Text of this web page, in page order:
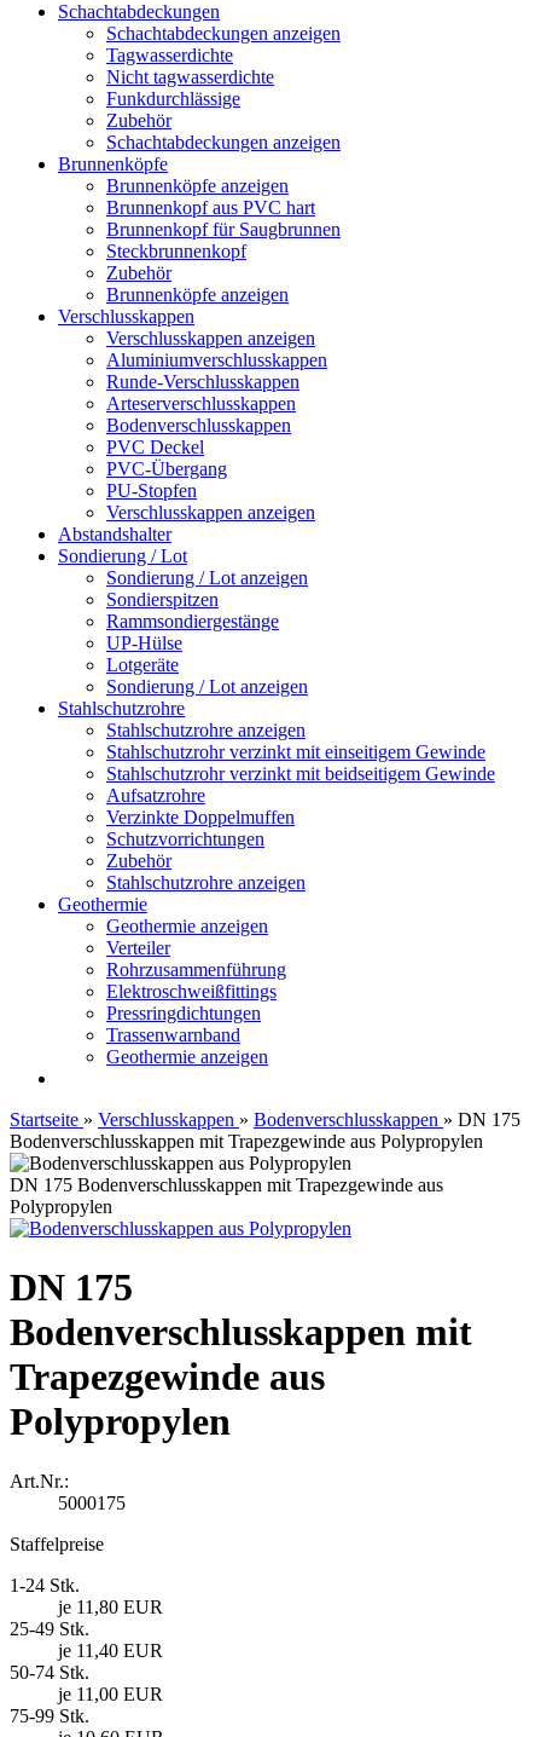
Schachtabdeckungen
Schachtabdeckungen anzeigen
Tagwasserdichte
Nicht tagwasserdichte
Funkdurchlässige
Zubehör
Schachtabdeckungen anzeigen
Brunnenköpfe
Brunnenköpfe anzeigen
Brunnenkopf aus PVC hart
Brunnenkopf für Saugbrunnen
Steckbrunnenkopf
Zubehör
Brunnenköpfe anzeigen
Verschlusskappen
Verschlusskappen anzeigen
Aluminiumverschlusskappen
Runde-Verschlusskappen
Arteserverschlusskappen
Bodenverschlusskappen
PVC Deckel
PVC-Übergang
PU-Stopfen
Verschlusskappen anzeigen
Abstandshalter
Sondierung / Lot
Sondierung / Lot anzeigen
Sondierspitzen
Rammsondiergestänge
UP-Hülse
Lotgeräte
Sondierung / Lot anzeigen
Stahlschutzrohre
Stahlschutzrohre anzeigen
Stahlschutzrohr verzinkt mit einseitigem Gewinde
Stahlschutzrohr verzinkt mit beidseitigem Gewinde
Aufsatzrohre
Verzinkte Doppelmuffen
Schutzvorrichtungen
Zubehör
Stahlschutzrohre anzeigen
Geothermie
Geothermie anzeigen
Verteiler
Rohrzusammenführung
Elektroschweißfittings
Pressringdichtungen
Trassenwarnband
Geothermie anzeigen
Startseite » Verschlusskappen » Bodenverschlusskappen » DN 175
Bodenverschlusskappen mit Trapezgewinde aus Polypropylen
DN 175 Bodenverschlusskappen mit Trapezgewinde aus
Polypropylen
DN 175
Bodenverschlusskappen mit
Trapezgewinde aus
Polypropylen
Art.Nr.:
5000175
Staffelpreise
1-24 Stk.
je 11,80 EUR
25-49 Stk.
je 11,40 EUR
50-74 Stk.
je 11,00 EUR
75-99 Stk.